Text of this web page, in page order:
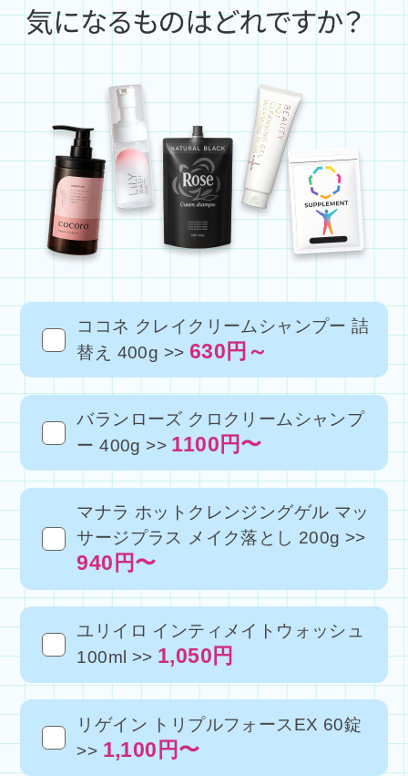
ココネ クレイクリームシャンプー 詰
替え 400g >> 630円～
バランローズ クロクリームシャンプ
ー 400g >> 1100円〜
マナラ ホットクレンジングゲル マッ
サージプラス メイク落とし 200g >>
940円〜
ユリイロ インティメイトウォッシュ
100ml >> 1,050円
リゲイン トリプルフォースEX 60錠
>> 1,100円〜